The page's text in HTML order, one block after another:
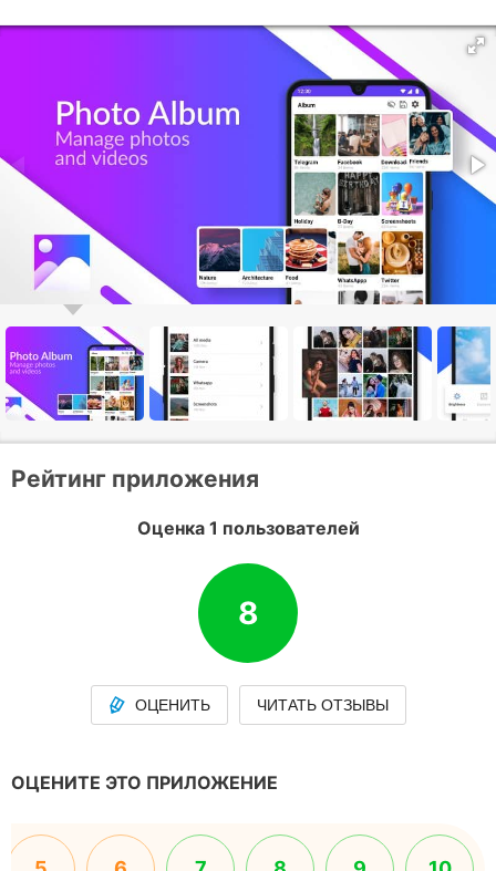
Рейтинг приложения
Оценка 1 пользователей
8
ОЦЕНИТЬ ЧИТАТЬ ОТЗЫВЫ
ОЦЕНИТЕ ЭТО ПРИЛОЖЕНИЕ